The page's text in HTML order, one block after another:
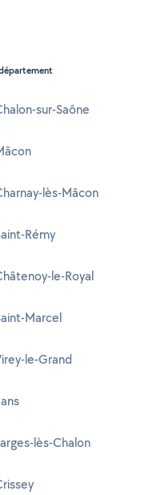
sur-Saône
lès-Mâcon
Rémy
le-Royal
Marcel
le-Grand
lès-Chalon